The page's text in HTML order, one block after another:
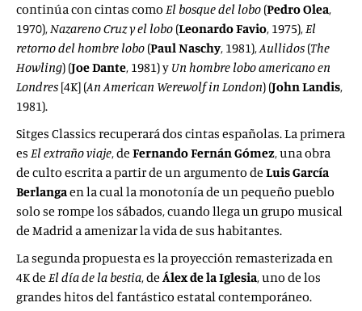
continúa con cintas como El bosque del lobo (PedroOlea,
1970),Nazareno Cruz y el lobo (Leonardo Favio, 1975),El
retorno del hombre lobo (Paul Naschy, 1981),Aullidos (The
Howling) (Joe Dante, 1981) y Un hombre lobo americano en
Londres [4K] (An American Werewolf in London) (JohnLandis,
1981).
Sitges Classics recuperará dos cintas españolas. La primera
es El extraño viaje, de Fernando Fernán Gómez, una obra
de culto escrita a partir de un argumento de Luis García
Berlangaen la cual la monotonía de un pequeño pueblo
solo se rompe los sábados, cuando llega un grupo musical
de Madrid a amenizar la vida de sus habitantes.
La segunda propuesta es la proyección remasterizada en
4K de El día de la bestia, deÁlex de la Iglesia, uno de los
grandes hitos del fantástico estatal contemporáneo.